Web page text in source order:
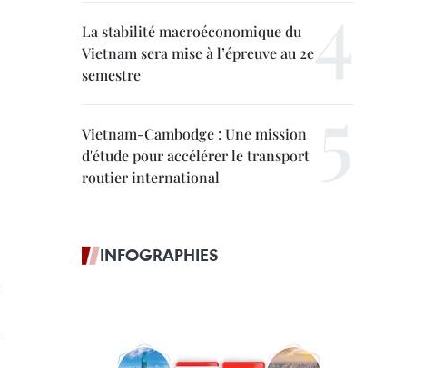
La stabilité macroéconomique du
Vietnam sera mise à l’épreuve au 2e
semestre
Vietnam-Cambodge : Une mission
d'étude pour accélérer le transport
routier international
INFOGRAPHIES